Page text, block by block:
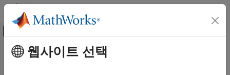
콘텐츠로 바로 가기
오프캔버스 탐색 메뉴 토글
문서 홈
주요 콘텐츠
웹사이트 선택